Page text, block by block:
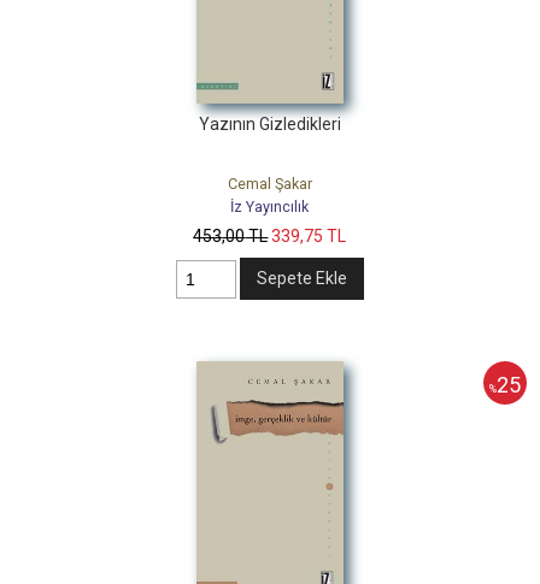
Yazının Gizledikleri
Cemal Şakar
İz Yayıncılık
453,00TL339,75 TL
Sepete Ekle
%25